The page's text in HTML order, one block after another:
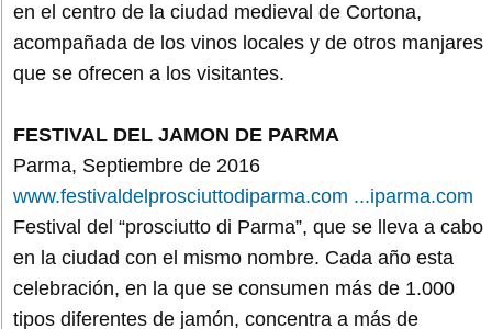
en el centro de la ciudad medieval de Cortona,
acompañada de los vinos locales y de otros manjares
que se ofrecen a los visitantes.
FESTIVAL DEL JAMON DE PARMA
Parma, Septiembre de 2016
www.festivaldelprosciuttodiparma.com ...iparma.com
Festival del “prosciutto di Parma”, que se lleva a cabo
en la ciudad con el mismo nombre. Cada año esta
celebración, en la que se consumen más de 1.000
tipos diferentes de jamón, concentra a más de